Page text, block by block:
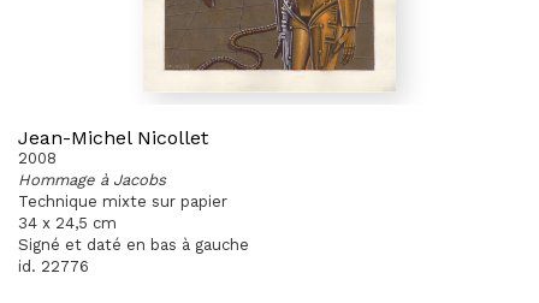
Jean-Michel Nicollet
2008
Hommage à Jacobs
Technique mixte sur papier
34 x 24,5 cm
Signé et daté en bas à gauche
id. 22776